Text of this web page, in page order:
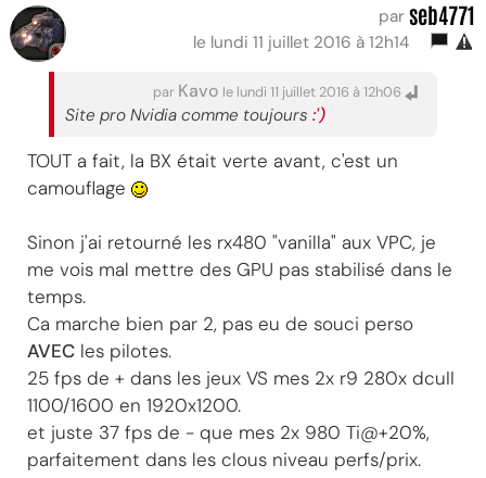
par seb4771
le lundi 11 juillet 2016 à 12h14
par Kavo le lundi 11 juillet 2016 à 12h06
Site pro Nvidia comme toujours :')
TOUT a fait, la BX était verte avant, c'est un
camouflage
Sinon j'ai retourné les rx480 "vanilla" aux VPC, je
me vois mal mettre des GPU pas stabilisé dans le
temps.
Ca marche bien par 2, pas eu de souci perso
AVEC les pilotes.
25 fps de + dans les jeux VS mes 2x r9 280x dcuII
1100/1600 en 1920x1200.
et juste 37 fps de - que mes 2x 980 Ti@+20%,
parfaitement dans les clous niveau perfs/prix.